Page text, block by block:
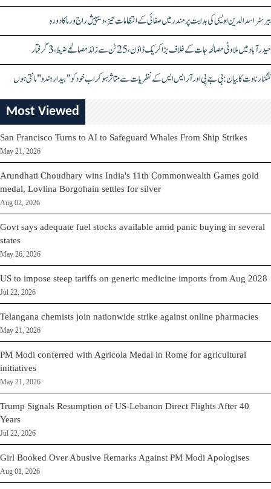
بیرسٹر اسدالدین اویسی کی ہدایت پر مندر میں صفائی کے انتظامات تیز، دیپیش راج ورما کا دورہ
حیدرآباد میں ملاوٹی مصالحہ جات کے خلاف بڑا کریک ڈاؤن، 25 ٹن سے زائد مصالحے ضبط، 3 گرفتار
کنگنا رناوت کا بیان: بی جے پی اور آر ایس ایس کے نظریات سے متاثر ہو کر اب خود کو "بیدار ہندو" مانتی ہوں
Most Viewed
San Francisco Turns to AI to Safeguard Whales From Ship Strikes
May 21, 2026
Arundhati Choudhary wins India's 11th Commonwealth Games gold
medal, Lovlina Borgohain settles for silver
Aug 02, 2026
Govt says adequate fuel stocks available amid panic buying in several
states
May 26, 2026
US to impose steep tariffs on generic medicine imports from Aug 2028
Jul 22, 2026
Telangana chemists join nationwide strike against online pharmacies
May 21, 2026
PM Modi conferred with Agricola Medal in Rome for agricultural
initiatives
May 21, 2026
Trump Signals Resumption of US-Lebanon Direct Flights After 40
Years
Jul 22, 2026
Girl Booked Over Abusive Remarks Against PM Modi Apologises
Aug 01, 2026